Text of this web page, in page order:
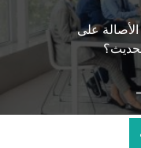
الأصالة على